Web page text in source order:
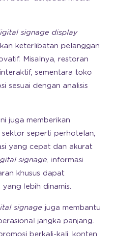
signage display
keterlibatan pelanggan
Misalnya, restoran
sementara toko
sesuai dengan analisis
juga memberikan
seperti perhotelan,
yang cepat dan akurat
signage, informasi
khusus dapat
lebih dinamis.
signage juga membantu
jangka panjang.
berkali-kali, konten